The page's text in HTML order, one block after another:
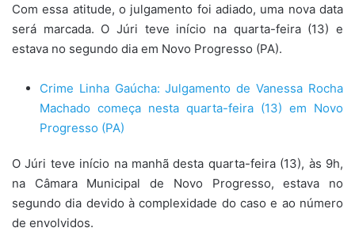
Com essa atitude, o julgamento foi adiado, uma nova data
será marcada. O Júri teve início na quarta-feira (13) e
estava no segundo dia em Novo Progresso (PA).
Crime Linha Gaúcha: Julgamento de Vanessa Rocha
Machado começa nesta quarta-feira (13) em Novo
Progresso (PA)
O Júri teve início na manhã desta quarta-feira (13), às 9h,
na Câmara Municipal de Novo Progresso, estava no
segundo dia devido à complexidade do caso e ao número
de envolvidos.